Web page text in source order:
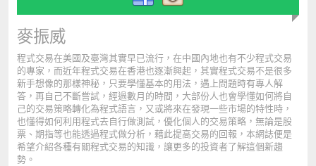
麥振威
程式交易在美國及臺灣其實早已流行，在中國內地也有不少程式交易
的專家，而近年程式交易在香港也逐漸興起，其實程式交易不是很多
新手想像的那樣神秘，只要學懂基本的用法，遇上問題時有專人解
答，再自己不斷嘗試，經過數月的時間，大部份人也會學懂如何將自
己的交易策略轉化為程式語言，又或將來在發現一些市場的特性時，
也懂得如何利用程式去自行做測試，優化個人的交易策略，無論是股
票、期指等也能透過程式做分析，藉此提高交易的回報，本網誌便是
希望介紹各種有關程式交易的知識，讓更多的投資者了解這個新趨
勢。